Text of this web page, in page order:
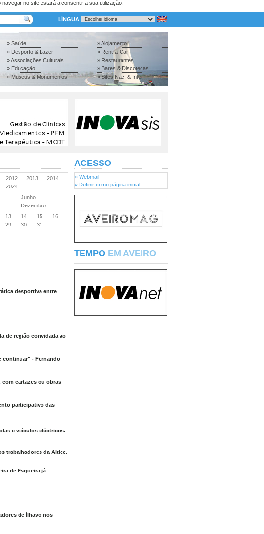
navegar no site estará a consentir a sua utilização.
LÍNGUA
» Saúde
» Desporto & Lazer
» Associações Culturais
» Educação
» Museus & Monumentos
» Alojamento
» Rent-a-Car
» Restaurantes
» Bares & Discotecas
» Sites Nac. & Inter.
2012 2013
2014
2024
Junho
Dezembro
13 14 15
16
29 30 31
desportiva entre
de região convidada ao
continuar" - Fernando
com cartazes ou obras
participativo das
e veículos eléctricos.
trabalhadores da Altice.
de Esgueira já
de Ílhavo nos
ACESSO
» Webmail
» Definir como página inicial
TEMPO EM AVEIRO